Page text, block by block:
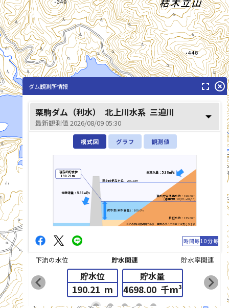
list_alt
ダム観測所情報 fullscreen highlight_off
栗駒ダム（利水） 北上川水系 三迫川
最新観測値 2026/08/09 05:30 arrow_drop_down
模式図 グラフ 観測値
※この図は模式図であり、実際のダムの形状とは異なります
洪水時最高水位：205.20m
洪水貯留準備水位：190.00m
(適用期間：07/01～09/30)
最低水位：175.00m
貯水率(利水容量)：100.0%
現在の貯水位
190.21m
全流入量：5.38㎥/s
全放流量：5.36㎥/s
時間毎10分毎
下流の水位 貯水関連 貯水率関連
貯水位
190.21 m
貯水量
4698.00 千m³
chevron_left chevron_right